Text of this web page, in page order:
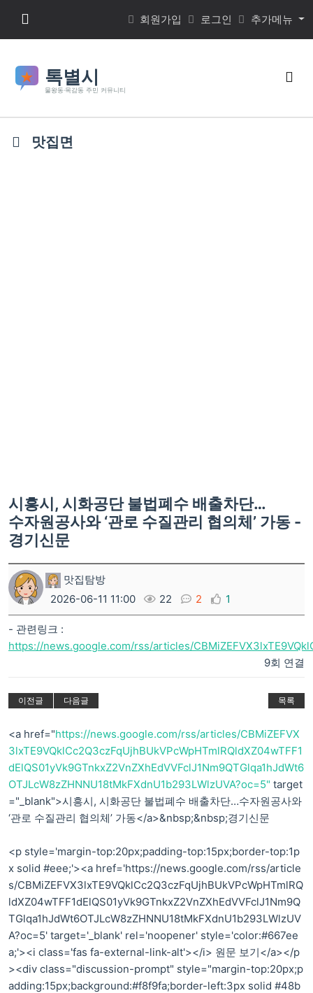
메뉴 버튼 회원가입 로그인 추가메뉴
검
맛집면
시흥시, 시화공단 불법폐수 배출차단…
수자원공사와 ‘관로 수질관리 협의체’ 가동 -
경기신문
맛집탐방
2026-06-11 11:00
22 2 1
- 관련링크 :
https://news.google.com/rss/articles/
9회 연결
이전글 다음글 목록
<a href="https://news.google.com/rss/articles/CBMiZEFVX
3lxTE9VQklCc2Q3czFqUjhBUkVPcWpHTmlRQldXZ04wTFF1
dElQS01yVk9GTnkxZ2VnZXhEdVVFclJ1Nm9QTGlqa1hJdWt6
OTJLcW8zZHNNU18tMkFXdnU1b293LWlzUVA?oc=5" target
="_blank">시흥시, 시화공단 불법폐수 배출차단…수자원공사와
‘관로 수질관리 협의체’ 가동</a>&nbsp;&nbsp;경기신문
<p style='margin-top:20px;padding-top:15px;border-top:1p
x solid #eee;'><a href='https://news.google.com/rss/article
s/CBMiZEFVX3lxTE9VQklCc2Q3czFqUjhBUkVPcWpHTmlRQ
ldXZ04wTFF1dElQS01yVk9GTnkxZ2VnZXhEdVVFclJ1Nm9Q
TGlqa1hJdWt6OTJLcW8zZHNNU18tMkFXdnU1b293LWlzUV
A?oc=5' target='_blank' rel='noopener' style='color:#667ee
a;'><i class='fas fa-external-link-alt'></i> 원문 보기</a></p
><div class="discussion-prompt" style="margin-top:20px;p
adding:15px;background:#f8f9fa;border-left:3px solid #48b